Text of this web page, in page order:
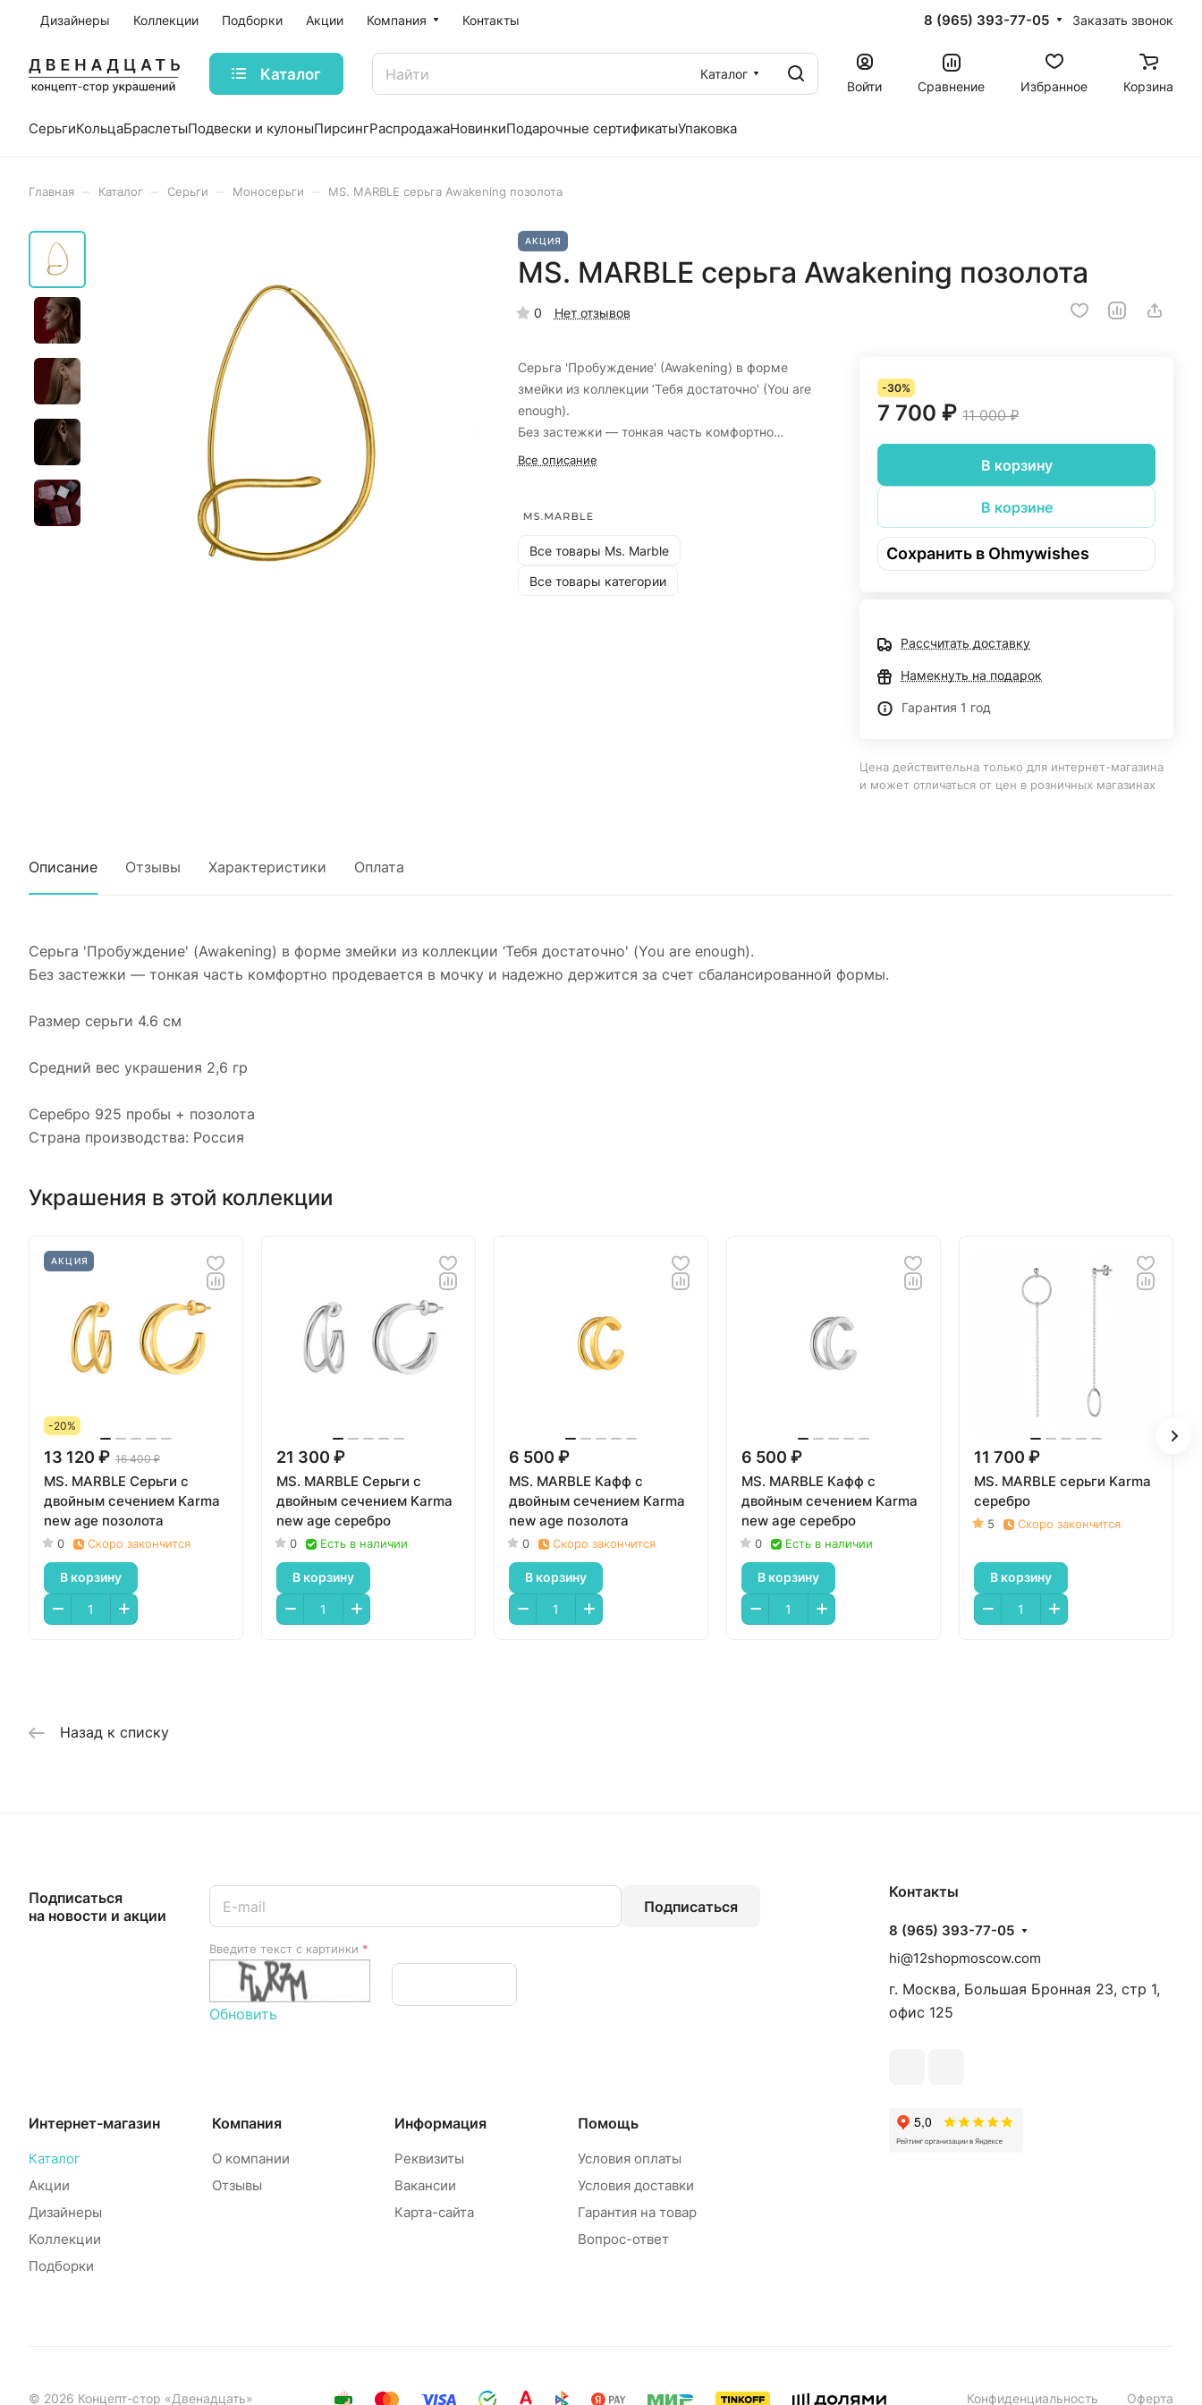
Дизайнеры Коллекции Подборки Акции Компания Контакты 8 (965) 393-77-05 Заказать звонок
Каталог
Каталог
Войти
Сравнение Избранное Корзина
СерьгиКольцаБраслетыПодвески и кулоныПирсингРаспродажаНовинкиПодарочные сертификатыУпаковка
Главная Каталог Серьги Моносерьги MS. MARBLE серьга Awakening позолота
АКЦИЯ
MS. MARBLE серьга Awakening позолота
0 Нет отзывов
Cерьга 'Пробуждение' (Awakening) в форме
змейки из коллекции ‘Тебя достаточно' (You are
enough).
Без застежки — тонкая часть комфортно
продевается в мочку и надежно держится за
Размер серьги 4.6 см
​Средний вес украшения 2,6 гр
Все описание
Все товары Ms. Marble
Все товары категории
-30%
7 700 ₽ 11 000 ₽
В корзину
В корзине
Сохранить в Ohmywishes
Рассчитать доставку
Намекнуть на подарок
Гарантия 1 год
Цена действительна только для интернет-магазина
и может отличаться от цен в розничных магазинах
Описание Отзывы Характеристики Оплата
Cерьга 'Пробуждение' (Awakening) в форме змейки из коллекции ‘Тебя достаточно' (You are enough).
Без застежки — тонкая часть комфортно продевается в мочку и надежно держится за счет сбалансированной формы.
Размер серьги 4.6 см
​Средний вес украшения 2,6 гр
Серебро 925 пробы + позолота
Страна производства: Россия
Украшения в этой коллекции
АКЦИЯ
-20%
13 120 ₽ 16 400 ₽
MS. MARBLE Серьги с
двойным сечением Karma
new age позолота
0 Скоро закончится
В корзину
21 300 ₽
MS. MARBLE Серьги с
двойным сечением Karma
new age серебро
0 Есть в наличии
В корзину
6 500 ₽
MS. MARBLE Кафф с
двойным сечением Karma
new age позолота
0 Скоро закончится
В корзину
6 500 ₽
MS. MARBLE Кафф с
двойным сечением Karma
new age серебро
0 Есть в наличии
В корзину
11 700 ₽
MS. MARBLE серьги Karma
серебро
5 Скоро закончится
В корзину
Назад к списку
Подписаться
на новости и акции
Подписаться
Введите текст с картинки *
Обновить
Интернет-магазин
Каталог
Акции
Дизайнеры
Коллекции
Подборки
Компания
О компании
Отзывы
Информация
Реквизиты
Вакансии
Карта-сайта
Помощь
Условия оплаты
Условия доставки
Гарантия на товар
Вопрос-ответ
Контакты
8 (965) 393-77-05
hi@12shopmoscow.com
г. Москва, Большая Бронная 23, стр 1,
офис 125
© 2026 Концепт-стор «Двенадцать» Конфиденциальность Оферта